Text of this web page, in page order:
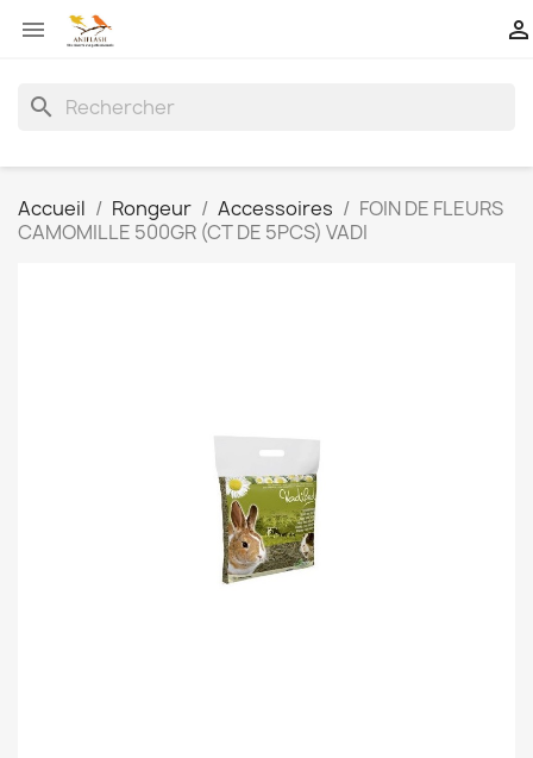
 
search
Accueil Rongeur Accessoires
FOIN DE FLEURS
CAMOMILLE 500GR (CT DE 5PCS) VADI